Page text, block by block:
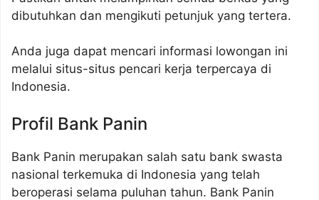
dibutuhkan dan mengikuti petunjuk yang tertera.
Anda juga dapat mencari informasi lowongan ini
melalui situs-situs pencari kerja terpercaya di
Indonesia.
Profil Bank Panin
Bank Panin merupakan salah satu bank swasta
nasional terkemuka di Indonesia yang telah
beroperasi selama puluhan tahun. Bank Panin